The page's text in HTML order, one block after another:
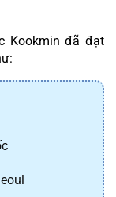
Kookmin đã đạt